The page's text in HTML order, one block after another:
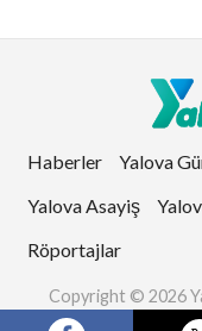
Haberler Yalova
Yalova Asayiş
Röportajlar
Copyright © 2026